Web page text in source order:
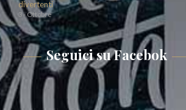
divertenti
3 - Ottobre
Seguici su Facebok